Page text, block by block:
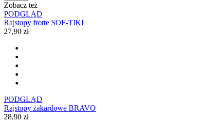
Zobacz też
PODGLĄD
Rajstopy frotte SOF-TIKI
27,90 zł
PODGLĄD
Rajstopy żakardowe BRAVO
28,90 zł